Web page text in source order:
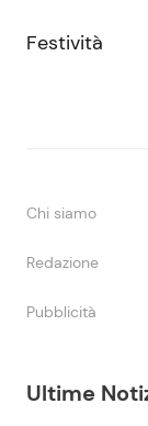
Ultime
Festività
Chi siamo
Redazione
Pubblicità